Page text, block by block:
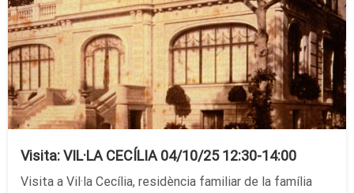
Visita: VIL·LA CECÍLIA 04/10/25 12:30-14:00
Visita a Vil·la Cecília, residència familiar de la família